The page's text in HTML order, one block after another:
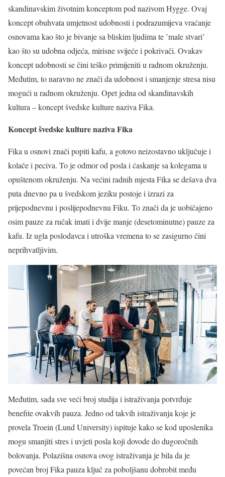
skandinavskim životnim konceptom pod nazivom Hygge. Ovaj
koncept obuhvata umjetnost udobnosti i podrazumijeva vraćanje
osnovama kao što je bivanje sa bliskim ljudima te ’male stvari’
kao što su udobna odjeća, mirisne svijeće i pokrivači. Ovakav
koncept udobnosti se čini teško primijeniti u radnom okruženju.
Međutim, to naravno ne znači da udobnost i smanjenje stresa nisu
mogući u radnom okruženju. Opet jedna od skandinavskih
kultura – koncept švedske kulture naziva Fika.
Koncept švedske kulture naziva Fika
Fika u osnovi znači popiti kafu, a gotovo neizostavno uključuje i
kolače i peciva. To je odmor od posla i ćaskanje sa kolegama u
opuštenom okruženju. Na većini radnih mjesta Fika se dešava dva
puta dnevno pa u švedskom jeziku postoje i izrazi za
prijepodnevnu i poslijepodnevnu Fiku. To znači da je uobičajeno
osim pauze za ručak imati i dvije manje (desetominutne) pauze za
kafu. Iz ugla poslodavca i utroška vremena to se zasigurno čini
neprihvatljivim.
Međutim, sada sve veći broj studija i istraživanja potvrđuje
benefite ovakvih pauza. Jedno od takvih istraživanja koje je
provela Troein (Lund University) ispituje kako se kod uposlenika
mogu smanjiti stres i uvjeti posla koji dovode do dugoročnih
bolovanja. Polazišna osnova ovog istraživanja je bila da je
povećan broj Fika pauza ključ za poboljšanu dobrobit među